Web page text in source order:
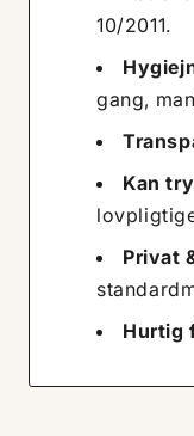
10/2011.
gang,
Kan
Privat
Hurtig